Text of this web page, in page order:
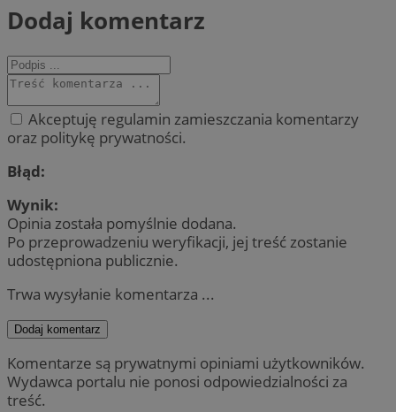
Dodaj komentarz
Akceptuję regulamin zamieszczania komentarzy
oraz politykę prywatności.
Błąd:
Wynik:
Opinia została pomyślnie dodana.
Po przeprowadzeniu weryfikacji, jej treść zostanie
udostępniona publicznie.
Trwa wysyłanie komentarza ...
Dodaj komentarz
Komentarze są prywatnymi opiniami użytkowników.
Wydawca portalu nie ponosi odpowiedzialności za
treść.